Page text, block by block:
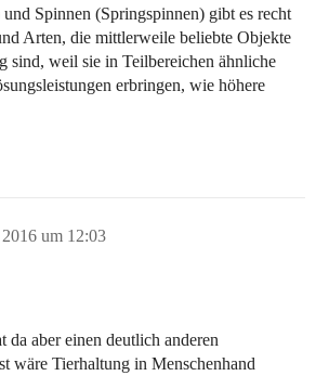
Spinnen (Springspinnen) gibt es recht
Arten, die mittlerweile beliebte Objekte
sind, weil sie in Teilbereichen ähnliche
erbringen, wie höhere
um 12:03
da aber einen deutlich anderen
wäre Tierhaltung in Menschenhand